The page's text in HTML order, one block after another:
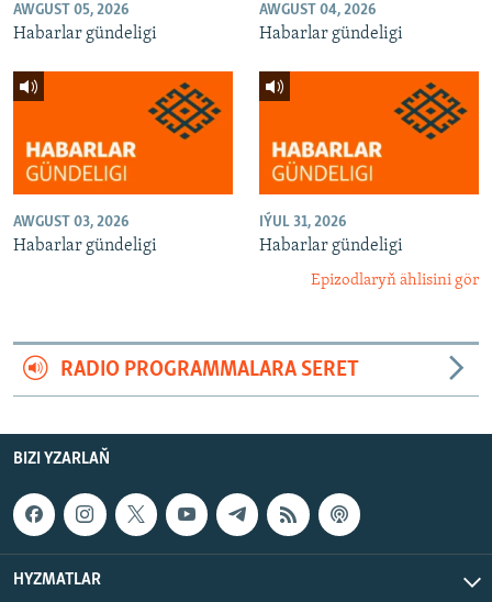
AWGUST 05, 2026
Habarlar gündeligi
AWGUST 04, 2026
Habarlar gündeligi
AWGUST 03, 2026
Habarlar gündeligi
IÝUL 31, 2026
Habarlar gündeligi
Epizodlaryň ählisini gör
RADIO PROGRAMMALARA SERET
BIZI YZARLAŇ
HYZMATLAR